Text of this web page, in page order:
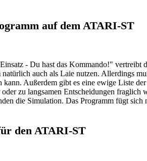
auf dem ATARI-ST
- Du hast das Kommando!"
auch als Laie nutzen. Allerdings
kann. Außerdem gibt es eine ewige Liste
zu langsamen Entscheidungen
die Simulation. Das Programm fügt
den ATARI-ST